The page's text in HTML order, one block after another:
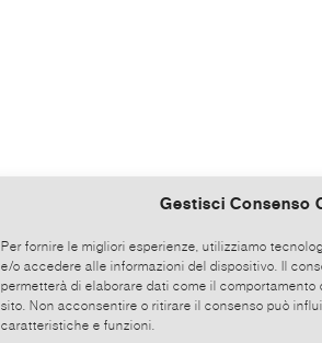
Gestisci Consenso
Per fornire le migliori esperienze, utilizziamo
e/o accedere alle informazioni del dispositivo. Il
permetterà di elaborare dati come il comportamento
sito. Non acconsentire o ritirare il consenso può
caratteristiche e funzioni.